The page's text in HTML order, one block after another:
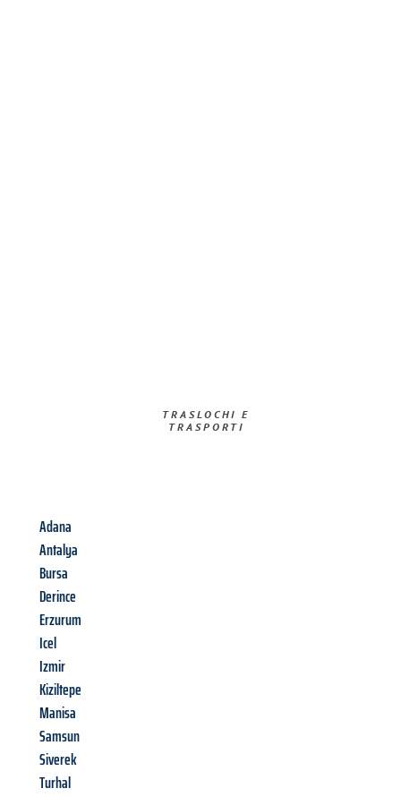
TRASLOCHI E
TRASPORTI​
Adana
Antalya
Bursa
Derince
Erzurum
Icel
Izmir
Kiziltepe
Manisa
Samsun
Siverek
Turhal